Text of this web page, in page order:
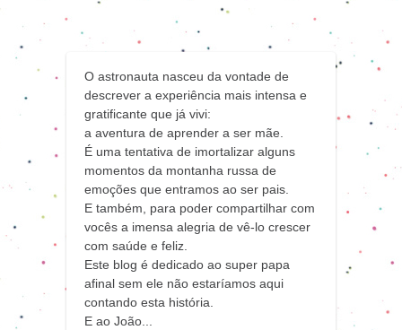
O astronauta nasceu da vontade de
descrever a experiência mais intensa e
gratificante que já vivi:
a aventura de aprender a ser mãe.
É uma tentativa de imortalizar alguns
momentos da montanha russa de
emoções que entramos ao ser pais.
E também, para poder compartilhar com
vocês a imensa alegria de vê-lo crescer
com saúde e feliz.
Este blog é dedicado ao super papa
afinal sem ele não estaríamos aqui
contando esta história.
E ao João...